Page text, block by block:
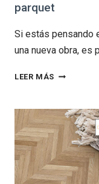
parquet
Si estás pensando
una nueva obra, es
LEER MÁS CÓMO
EL
SENTIDO
DE
DEL